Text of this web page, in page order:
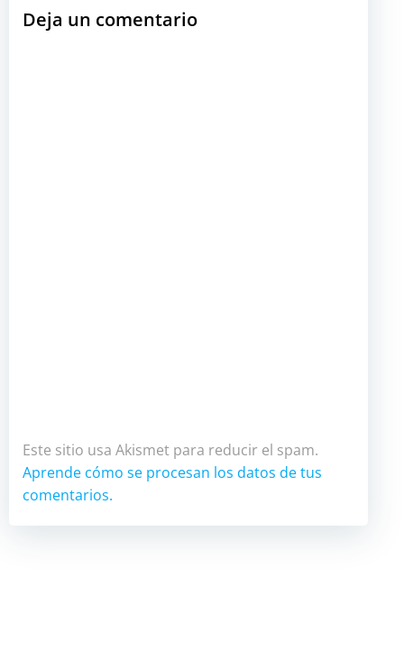
entradas
Deja un comentario
Este sitio usa Akismet para reducir el spam.
Aprende cómo se procesan los datos de tus
comentarios.